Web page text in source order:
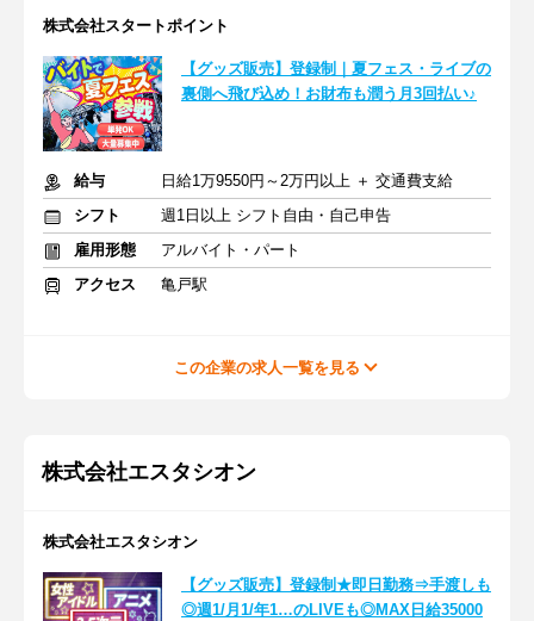
株式会社スタートポイント
【グッズ販売】登録制｜夏フェス・ライブの
裏側へ飛び込め！お財布も潤う月3回払い♪
給与
日給1万9550円～2万円以上 ＋ 交通費支給
シフト
週1日以上 シフト自由・自己申告
雇用形態
アルバイト・パート
アクセス
亀戸駅
この企業の求人一覧を見る
株式会社エスタシオン
株式会社エスタシオン
【グッズ販売】登録制★即日勤務⇒手渡しも
◎週1/月1/年1…のLIVEも◎MAX日給35000